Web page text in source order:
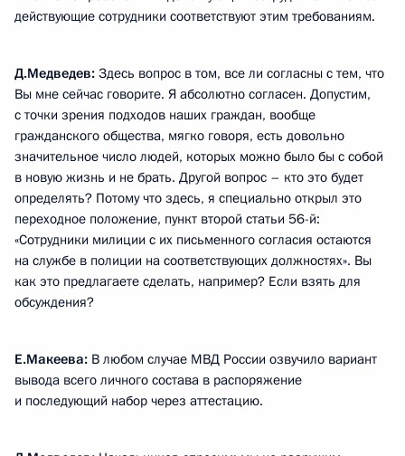
действующие сотрудники соответствуют этим требованиям.
Д.Медведев: Здесь вопрос в том, все ли согласны с тем, что
Вы мне сейчас говорите. Я абсолютно согласен. Допустим,
с точки зрения подходов наших граждан, вообще
гражданского общества, мягко говоря, есть довольно
значительное число людей, которых можно было бы с собой
в новую жизнь и не брать. Другой вопрос – кто это будет
определять? Потому что здесь, я специально открыл это
переходное положение, пункт второй статьи 56-й:
«Сотрудники милиции с их письменного согласия остаются
на службе в полиции на соответствующих должностях». Вы
как это предлагаете сделать, например? Если взять для
обсуждения?
Е.Макеева: В любом случае МВД России озвучило вариант
вывода всего личного состава в распоряжение
и последующий набор через аттестацию.